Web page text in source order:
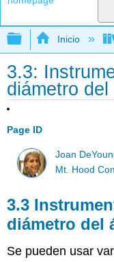
Expandir/
Inicio
3.3:
diámetro del
Page ID
Joan
Mt. Hood
3.3
diámetro del
Se pueden usar